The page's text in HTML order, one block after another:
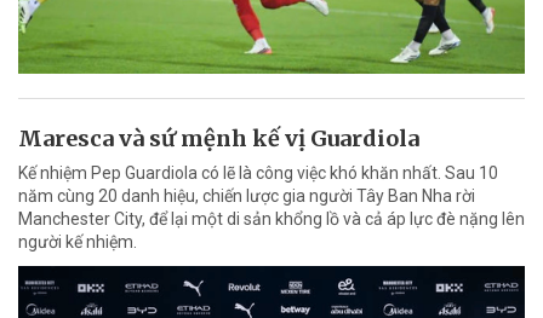
Maresca và sứ mệnh kế vị Guardiola
Kế nhiệm Pep Guardiola có lẽ là công việc khó khăn nhất. Sau 10
năm cùng 20 danh hiệu, chiến lược gia người Tây Ban Nha rời
Manchester City, để lại một di sản khổng lồ và cả áp lực đè nặng lên
người kế nhiệm.